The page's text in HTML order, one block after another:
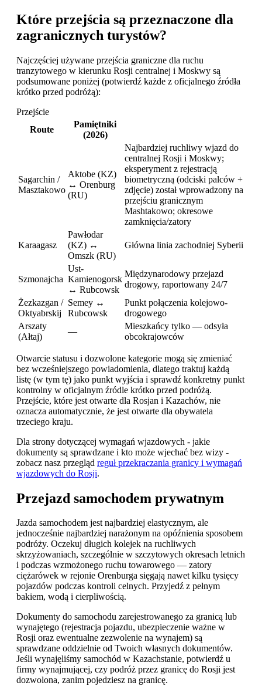
Które przejścia są przeznaczone dla
zagranicznych turystów?
Najczęściej używane przejścia graniczne dla ruchu
tranzytowego w kierunku Rosji centralnej i Moskwy są
podsumowane poniżej (potwierdź każde z oficjalnego źródła
krótko przed podróżą):
Przejście
Route
Pamiętniki
(2026)
Sagarchin /
Masztakowo
Aktobe (KZ)
↔ Orenburg
(RU)
Najbardziej ruchliwy wjazd do
centralnej Rosji i Moskwy;
eksperyment z rejestracją
biometryczną (odciski palców +
zdjęcie) został wprowadzony na
przejściu granicznym
Mashtakowo; okresowe
zamknięcia/zatory
Karaagasz
Pawłodar
(KZ) ↔
Omszk (RU)
Główna linia zachodniej Syberii
Szmonajcha
Ust-
Kamienogorsk
↔ Rubcowsk
Międzynarodowy przejazd
drogowy, raportowany 24/7
Żezkazgan /
Oktyabrskij
Semey ↔
Rubcowsk
Punkt połączenia kolejowo-
drogowego
Arszaty
(Ałtaj)
—
Mieszkańcy tylko — odsyła
obcokrajowców
Otwarcie statusu i dozwolone kategorie mogą się zmieniać
bez wcześniejszego powiadomienia, dlatego traktuj każdą
listę (w tym tę) jako punkt wyjścia i sprawdź konkretny punkt
kontrolny w oficjalnym źródle krótko przed podróżą.
Przejście, które jest otwarte dla Rosjan i Kazachów, nie
oznacza automatycznie, że jest otwarte dla obywatela
trzeciego kraju.
Dla strony dotyczącej wymagań wjazdowych - jakie
dokumenty są sprawdzane i kto może wjechać bez wizy -
zobacz nasz przegląd reguł przekraczania granicy i wymagań
wjazdowych do Rosji.
Przejazd samochodem prywatnym
Jazda samochodem jest najbardziej elastycznym, ale
jednocześnie najbardziej narażonym na opóźnienia sposobem
podróży. Oczekuj długich kolejek na ruchliwych
skrzyżowaniach, szczególnie w szczytowych okresach letnich
i podczas wzmożonego ruchu towarowego — zatory
ciężarówek w rejonie Orenburga sięgają nawet kilku tysięcy
pojazdów podczas kontroli celnych. Przyjedź z pełnym
bakiem, wodą i cierpliwością.
Dokumenty do samochodu zarejestrowanego za granicą lub
wynajętego (rejestracja pojazdu, ubezpieczenie ważne w
Rosji oraz ewentualne zezwolenie na wynajem) są
sprawdzane oddzielnie od Twoich własnych dokumentów.
Jeśli wynajęliśmy samochód w Kazachstanie, potwierdź u
firmy wynajmującej, czy podróż przez granicę do Rosji jest
dozwolona, zanim pojedziesz na granicę.